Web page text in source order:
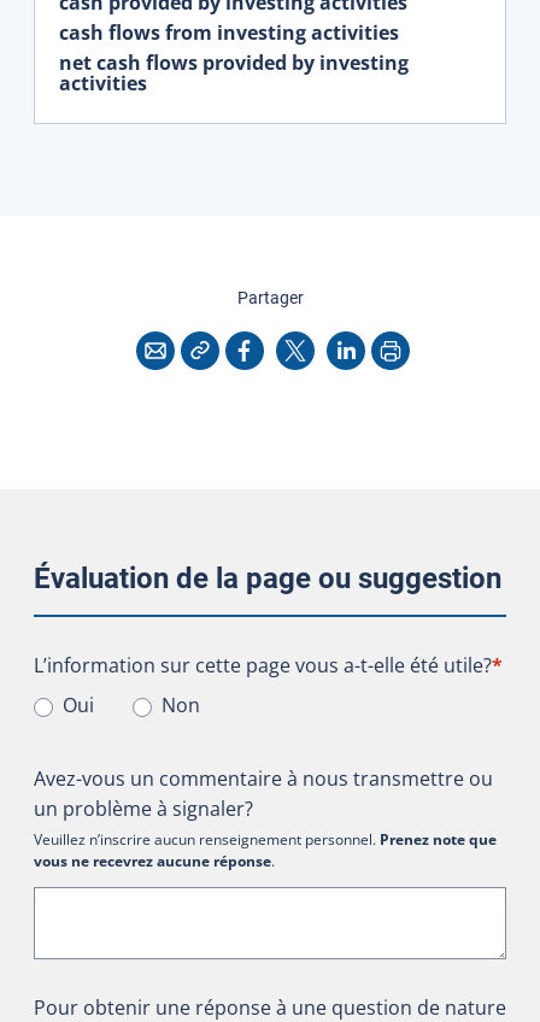
cash flows from investing activities
net cash flows provided by investing
activities
Partagercette page
CourrielCopier l'adresse
Facebook
X LinkedInImprimer
Évaluation de la page ou suggestion
L’information sur cette page vous a-t-elle été utile?
L’information sur cette page vous a-t-elle été utile?*
Oui
Non
Avez-vous un commentaire à nous transmettre ou
un problème à signaler?
Veuillez n’inscrire aucun renseignement personnel. Prenez note que
vous ne recevrez aucune réponse.
Pour obtenir une réponse à une question de nature